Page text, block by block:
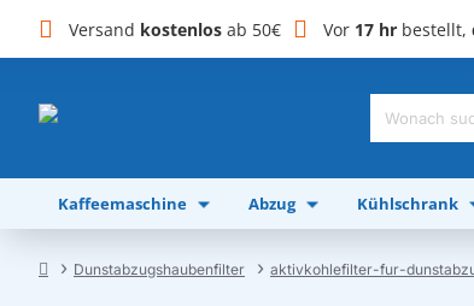
Versand kostenlos ab 50€ Vor 17 hr bestellt,
Wonach
du?
Kaffeemaschine Abzug Kühlschrank
Dunstabzugshaubenfilter aktivkohlefilter-fur-